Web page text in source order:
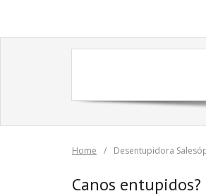
Home / Desentupidora
Canos